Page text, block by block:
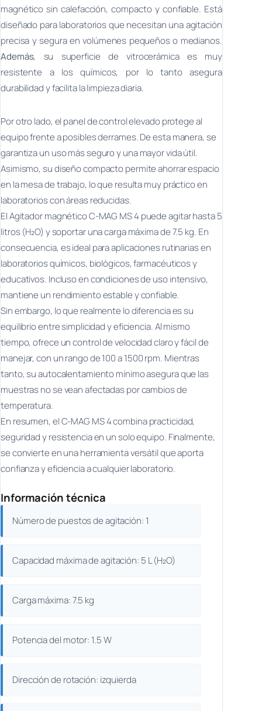
magnético sin calefacción, compacto y confiable. Está
diseñado para laboratorios que necesitan una agitación
precisa y segura en volúmenes pequeños o medianos.
Además, su superficie de vitrocerámica es muy
resistente a los químicos, por lo tanto asegura
durabilidad y facilita la limpieza diaria.
Por otro lado, el panel de control elevado protege al
equipo frente a posibles derrames. De esta manera, se
garantiza un uso más seguro y una mayor vida útil.
Asimismo, su diseño compacto permite ahorrar espacio
en la mesa de trabajo, lo que resulta muy práctico en
laboratorios con áreas reducidas.
El Agitador magnético C-MAG MS 4 puede agitar hasta 5
litros (H₂O) y soportar una carga máxima de 7.5 kg. En
consecuencia, es ideal para aplicaciones rutinarias en
laboratorios químicos, biológicos, farmacéuticos y
educativos. Incluso en condiciones de uso intensivo,
mantiene un rendimiento estable y confiable.
Sin embargo, lo que realmente lo diferencia es su
equilibrio entre simplicidad y eficiencia. Al mismo
tiempo, ofrece un control de velocidad claro y fácil de
manejar, con un rango de 100 a 1500 rpm. Mientras
tanto, su autocalentamiento mínimo asegura que las
muestras no se vean afectadas por cambios de
temperatura.
En resumen, el C-MAG MS 4 combina practicidad,
seguridad y resistencia en un solo equipo. Finalmente,
se convierte en una herramienta versátil que aporta
confianza y eficiencia a cualquier laboratorio.
Información técnica
Número de puestos de agitación: 1
Capacidad máxima de agitación: 5 L (H₂O)
Carga máxima: 7.5 kg
Potencia del motor: 1.5 W
Dirección de rotación: izquierda